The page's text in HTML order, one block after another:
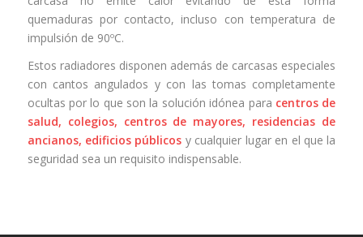
quemaduras por contacto, incluso con temperatura de
impulsión de 90ºC.
Estos radiadores disponen además de carcasas especiales
con cantos angulados y con las tomas completamente
ocultas por lo que son la solución idónea para centros de
salud, colegios, centros de mayores, residencias de
ancianos, edificios públicos y cualquier lugar en el que la
seguridad sea un requisito indispensable.